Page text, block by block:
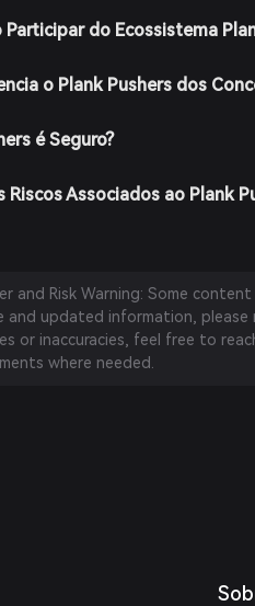
Participar do Ecossistema
o Plank Pushers dos
é Seguro?
Riscos Associados ao Plank
and Risk Warning: Some
and updated information,
or inaccuracies, feel free to
where needed.